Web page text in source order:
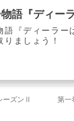
は死な
コ
ン
テ
ズンⅡ 第
語『ディーラー
りましょう！